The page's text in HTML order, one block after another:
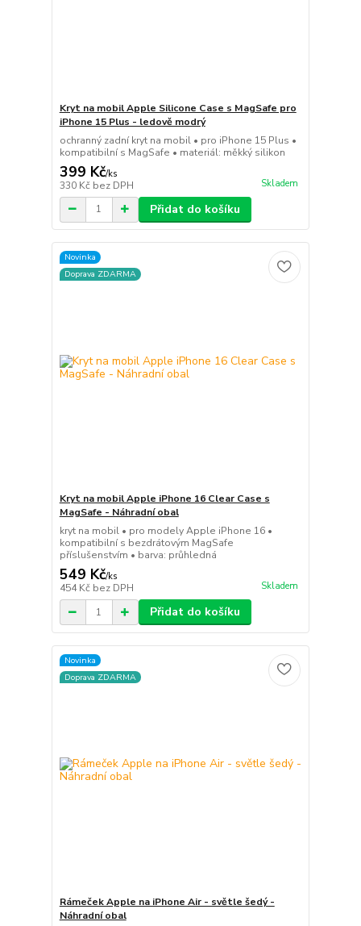
Kryt na mobil Apple Silicone Case s MagSafe pro
iPhone 15 Plus - ledově modrý
ochranný zadní kryt na mobil • pro iPhone 15 Plus •
kompatibilní s MagSafe • materiál: měkký silikon
399 Kč/ks
330 Kč bez DPH Skladem
Přidat do košíku
Novinka
Doprava ZDARMA
Kryt na mobil Apple iPhone 16 Clear Case s
MagSafe - Náhradní obal
kryt na mobil • pro modely Apple iPhone 16 •
kompatibilní s bezdrátovým MagSafe
příslušenstvím • barva: průhledná
549 Kč/ks
454 Kč bez DPH Skladem
Přidat do košíku
Novinka
Doprava ZDARMA
Rámeček Apple na iPhone Air - světle šedý -
Náhradní obal